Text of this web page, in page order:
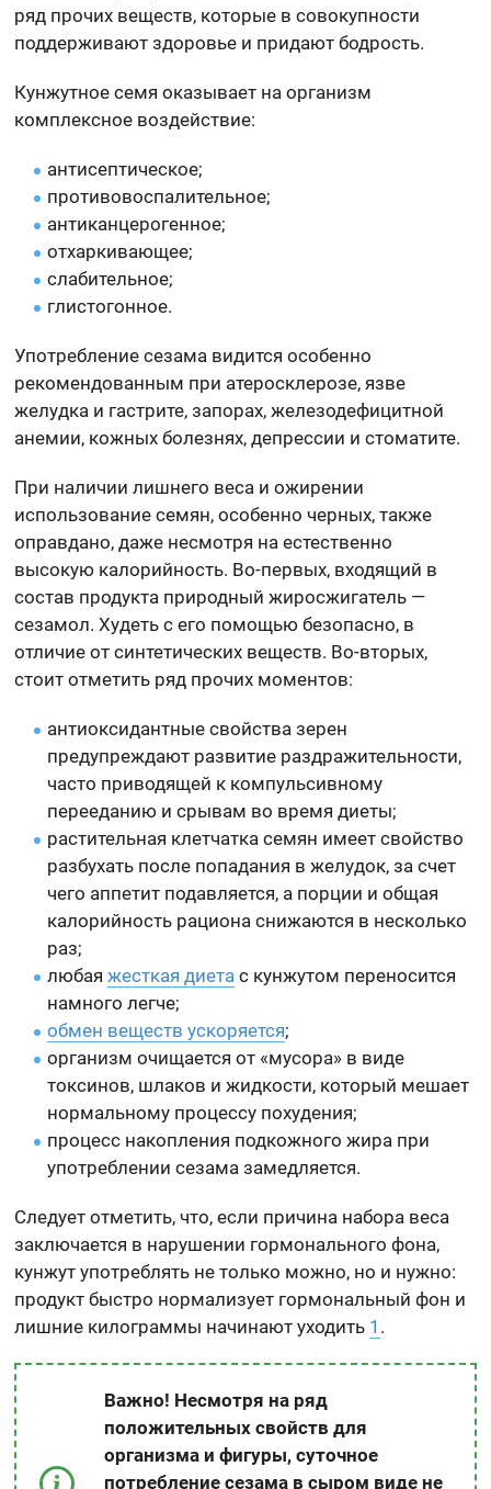
ряд прочих веществ, которые в совокупности
поддерживают здоровье и придают бодрость.
Кунжутное семя оказывает на организм
комплексное воздействие:
антисептическое;
противовоспалительное;
антиканцерогенное;
отхаркивающее;
слабительное;
глистогонное.
Употребление сезама видится особенно
рекомендованным при атеросклерозе, язве
желудка и гастрите, запорах, железодефицитной
анемии, кожных болезнях, депрессии и стоматите.
При наличии лишнего веса и ожирении
использование семян, особенно черных, также
оправдано, даже несмотря на естественно
высокую калорийность. Во-первых, входящий в
состав продукта природный жиросжигатель —
сезамол. Худеть с его помощью безопасно, в
отличие от синтетических веществ. Во-вторых,
стоит отметить ряд прочих моментов:
антиоксидантные свойства зерен
предупреждают развитие раздражительности,
часто приводящей к компульсивному
перееданию и срывам во время диеты;
растительная клетчатка семян имеет свойство
разбухать после попадания в желудок, за счет
чего аппетит подавляется, а порции и общая
калорийность рациона снижаются в несколько
раз;
любаяжесткая диета с кунжутом переносится
намного легче;
обмен веществ ускоряется;
организм очищается от «мусора» в виде
токсинов, шлаков и жидкости, который мешает
нормальному процессу похудения;
процесс накопления подкожного жира при
употреблении сезама замедляется.
Следует отметить, что, если причина набора веса
заключается в нарушении гормонального фона,
кунжут употреблять не только можно, но и нужно:
продукт быстро нормализует гормональный фон и
лишние килограммы начинают уходить 1 .
Важно! Несмотря на ряд
положительных свойств для
организма и фигуры, суточное
потребление сезама в сыром виде не